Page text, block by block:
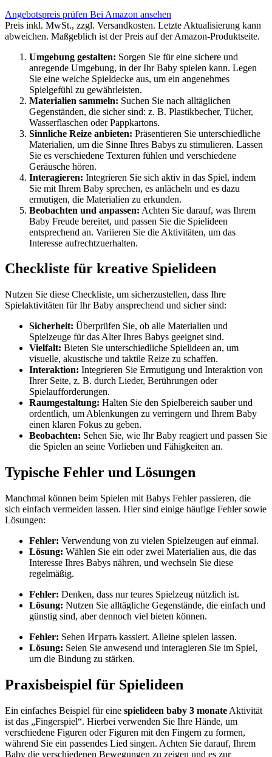
Angebotspreis prüfen Bei Amazon ansehen
Preis inkl. MwSt., zzgl. Versandkosten. Letzte Aktualisierung kann
abweichen. Maßgeblich ist der Preis auf der Amazon-Produktseite.
Umgebung gestalten: Sorgen Sie für eine sichere und
anregende Umgebung, in der Ihr Baby spielen kann. Legen
Sie eine weiche Spieldecke aus, um ein angenehmes
Spielgefühl zu gewährleisten.
Materialien sammeln: Suchen Sie nach alltäglichen
Gegenständen, die sicher sind: z. B. Plastikbecher, Tücher,
Wasserflaschen oder Pappkartons.
Sinnliche Reize anbieten: Präsentieren Sie unterschiedliche
Materialien, um die Sinne Ihres Babys zu stimulieren. Lassen
Sie es verschiedene Texturen fühlen und verschiedene
Geräusche hören.
Interagieren: Integrieren Sie sich aktiv in das Spiel, indem
Sie mit Ihrem Baby sprechen, es anlächeln und es dazu
ermutigen, die Materialien zu erkunden.
Beobachten und anpassen: Achten Sie darauf, was Ihrem
Baby Freude bereitet, und passen Sie die Spielideen
entsprechend an. Variieren Sie die Aktivitäten, um das
Interesse aufrechtzuerhalten.
Checkliste für kreative Spielideen
Nutzen Sie diese Checkliste, um sicherzustellen, dass Ihre
Spielaktivitäten für Ihr Baby ansprechend und sicher sind:
Sicherheit: Überprüfen Sie, ob alle Materialien und
Spielzeuge für das Alter Ihres Babys geeignet sind.
Vielfalt: Bieten Sie unterschiedliche Spielideen an, um
visuelle, akustische und taktile Reize zu schaffen.
Interaktion: Integrieren Sie Ermutigung und Interaktion von
Ihrer Seite, z. B. durch Lieder, Berührungen oder
Spielaufforderungen.
Raumgestaltung: Halten Sie den Spielbereich sauber und
ordentlich, um Ablenkungen zu verringern und Ihrem Baby
einen klaren Fokus zu geben.
Beobachten: Sehen Sie, wie Ihr Baby reagiert und passen Sie
die Spielen an seine Vorlieben und Fähigkeiten an.
Typische Fehler und Lösungen
Manchmal können beim Spielen mit Babys Fehler passieren, die
sich einfach vermeiden lassen. Hier sind einige häufige Fehler sowie
Lösungen:
Fehler: Verwendung von zu vielen Spielzeugen auf einmal.
Lösung: Wählen Sie ein oder zwei Materialien aus, die das
Interesse Ihres Babys nähren, und wechseln Sie diese
regelmäßig.
Fehler: Denken, dass nur teures Spielzeug nützlich ist.
Lösung: Nutzen Sie alltägliche Gegenstände, die einfach und
günstig sind, aber dennoch viel bieten können.
Fehler: Sehen Играть kassiert. Alleine spielen lassen.
Lösung: Seien Sie anwesend und interagieren Sie im Spiel,
um die Bindung zu stärken.
Praxisbeispiel für Spielideen
Ein einfaches Beispiel für eine spielideen baby 3 monate Aktivität
ist das „Fingerspiel“. Hierbei verwenden Sie Ihre Hände, um
verschiedene Figuren oder Figuren mit den Fingern zu formen,
während Sie ein passendes Lied singen. Achten Sie darauf, Ihrem
Baby die verschiedenen Bewegungen zu zeigen und es zur